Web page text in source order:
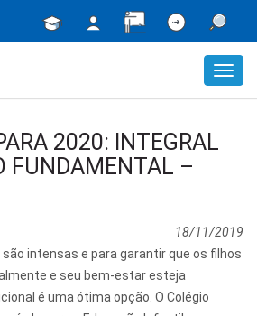
2020: INTEGRAL
FUNDAMENTAL –
18/11/2019
intensas e para garantir que os filhos
e seu bem-estar esteja
é uma ótima opção. O Colégio